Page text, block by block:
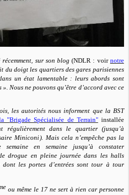
récemment, sur son blog(NDLR : voir notre
du doigt les quartiers des gares parisiennes
un état lamentable : leurs abords sont
». Nous ne pouvons qu’être d’accord avec ce
les autorités nous informent que la BST
"Brigade Spécialisée de Terrain"installée
régulièrement dans le quartier (jusqu’à
Miniconi). Mais cela n’empêche pas la
en semaine jusqu’à constater
drogue en pleine journée dans les halls
dont les portes d’entrées sont tour à tour
ou même le 17 ne sert à rien car personne